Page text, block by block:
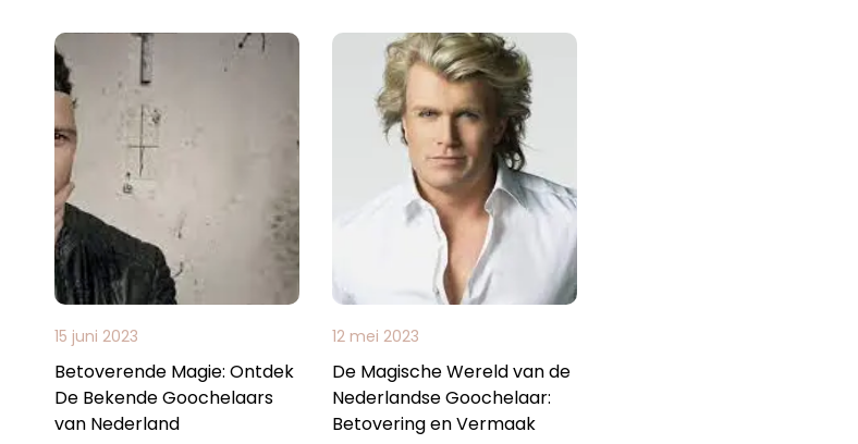
15 juni 2023
Betoverende Magie: Ontdek
De Bekende Goochelaars
van Nederland
12 mei 2023
De Magische Wereld van de
Nederlandse Goochelaar:
Betovering en Vermaak